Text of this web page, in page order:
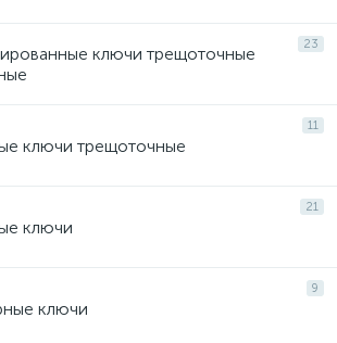
23
ключи трещоточные
11
ключи трещоточные
21
ключи
9
ключи